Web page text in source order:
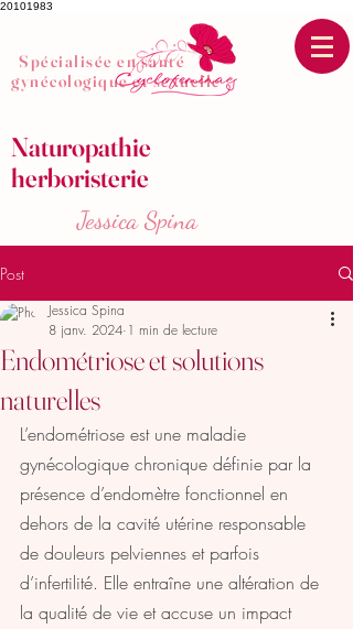
20101983
Spécialisée en santé
gynécologique et sexuelle
Naturopathie
herboristerie
Jessica Spina
Post
Endométriose et solutions
naturelles
Jessica Spina
8 janv. 2024 1 min de lecture
L’endométriose est une maladie
gynécologique chronique définie par la
présence d’endomètre fonctionnel en
dehors de la cavité utérine responsable
de douleurs pelviennes et parfois
d’infertilité. Elle entraîne une altération de
la qualité de vie et accuse un impact